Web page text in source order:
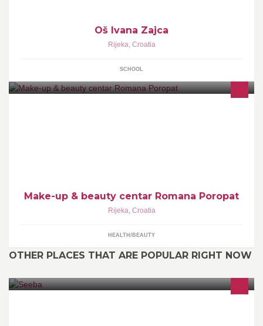
Oš Ivana Zajca
Rijeka Croatia
SCHOOL
Make-up & beauty centar Romana Poropat
Rijeka Croatia
HEALTH/BEAUTY
OTHER PLACES THAT ARE POPULAR RIGHT NOW